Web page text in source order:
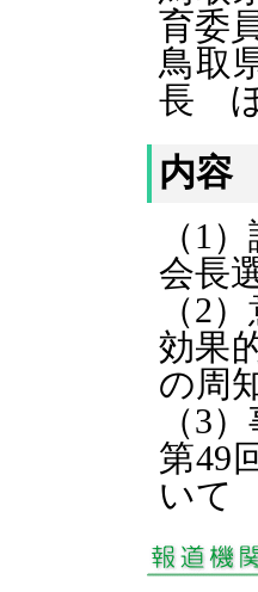
育委
鳥取
長
内容
（1
会長
（2
効果
の周
（3
第49
いて